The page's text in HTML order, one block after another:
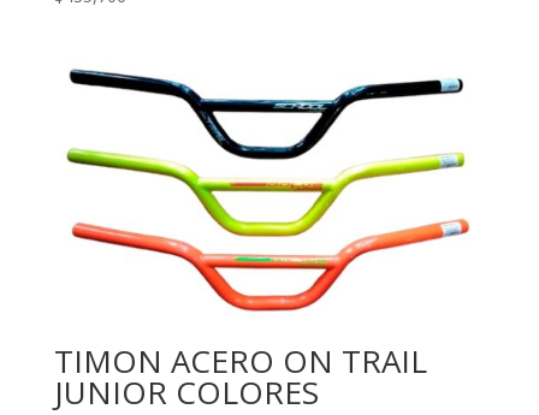
TIMON ACERO ON TRAIL
JUNIOR COLORES